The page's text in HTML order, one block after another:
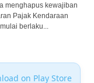
menghapus kewajiban
Pajak Kendaraan
berlaku...